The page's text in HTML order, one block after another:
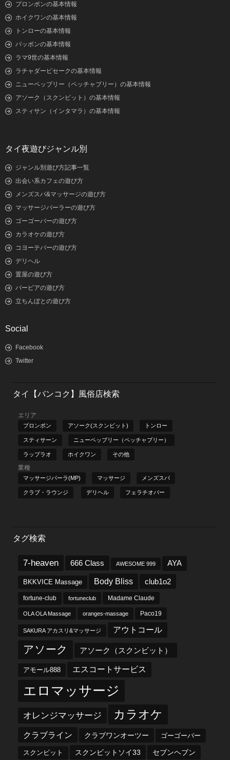
プロンポンの基本情報
ホイクワンの基本情報
トンローの基本情報
パッポンの基本情報
ラマ9世の基本情報
ラチャダーピセークの基本情報
ニューペッブリー（ペッチャブリー）の基本情報
アソーク（スクンビット）の基本情報
スティサン（インタマラ）の基本情報
タイ夜遊びジャンル別
ジャンル別遊び方記事一覧
出会い系カフェの遊び方
メンズスパ&マッサージの遊び方
マッサージパーラーの遊び方
ゴーゴーバーの遊び方
カラオケの遊び方
コヨーテバーの遊び方
デリヘル
置屋の遊び方
バービアの遊び方
立ちんぼとの遊び方
Social
Facebook
Twitter
タイ【バンコク】風俗店検索
エリア
プロンポン アソーク(スクンビット) トンロー
スティサーン ニューペッブリー（ペッチャブリー）
ラップラオ ホイクワン その他
業種
マッサージパーラ(MP) マッサージ メンズスパ
クラブ・ラウンジ デリヘル フェラチオバー
タグ検索
7-heaven 666 Class AWESOME 999 AYA
BKKVICE Massage Body Bliss club1o2
fortune-club fortuneclub Madame Claude
OLA OLA Massage oranges-massage Paco19
SAKURA アカスリ&マッサージ アウトコール
アソーク アソーク（スクンビット）
アモール888 エスコートサービス
エロマッサージ
オレンジマッサージ カラオケ
クラブライン クラブワンオーツー ゴーゴーバー
スクンビット スクンビットソイ33 セブンヘブン